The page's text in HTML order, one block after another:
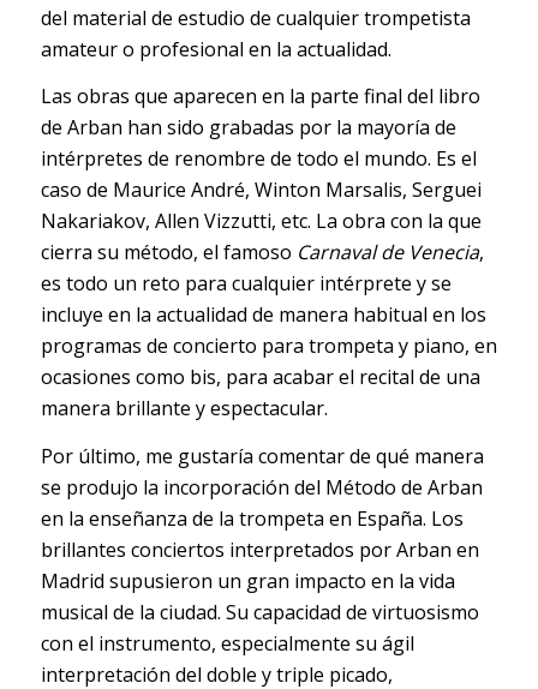
del material de estudio de cualquier trompetista
amateur o profesional en la actualidad.
Las obras que aparecen en la parte final del libro
de Arban han sido grabadas por la mayoría de
intérpretes de renombre de todo el mundo. Es el
caso de Maurice André, Winton Marsalis, Serguei
Nakariakov, Allen Vizzutti, etc. La obra con la que
cierra su método, el famoso Carnaval de Venecia,
es todo un reto para cualquier intérprete y se
incluye en la actualidad de manera habitual en los
programas de concierto para trompeta y piano, en
ocasiones como bis, para acabar el recital de una
manera brillante y espectacular.
Por último, me gustaría comentar de qué manera
se produjo la incorporación del Método de Arban
en la enseñanza de la trompeta en España. Los
brillantes conciertos interpretados por Arban en
Madrid supusieron un gran impacto en la vida
musical de la ciudad. Su capacidad de virtuosismo
con el instrumento, especialmente su ágil
interpretación del doble y triple picado,